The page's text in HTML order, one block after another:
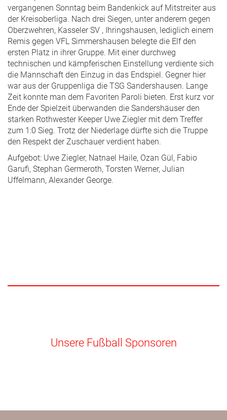
vergangenen Sonntag beim Bandenkick auf Mitstreiter aus
der Kreisoberliga. Nach drei Siegen, unter anderem gegen
Oberzwehren, Kasseler SV , Ihringshausen, lediglich einem
Remis gegen VFL Simmershausen belegte die Elf den
ersten Platz in ihrer Gruppe. Mit einer durchweg
technischen und kämpferischen Einstellung verdiente sich
die Mannschaft den Einzug in das Endspiel. Gegner hier
war aus der Gruppenliga die TSG Sandershausen. Lange
Zeit konnte man dem Favoriten Paroli bieten. Erst kurz vor
Ende der Spielzeit überwanden die Sandershäuser den
starken Rothwester Keeper Uwe Ziegler mit dem Treffer
zum 1:0 Sieg. Trotz der Niederlage dürfte sich die Truppe
den Respekt der Zuschauer verdient haben.
Aufgebot: Uwe Ziegler, Natnael Haile, Ozan Gül, Fabio
Garufi, Stephan Germeroth, Torsten Werner, Julian
Uffelmann, Alexander George.
Unsere Fußball Sponsoren